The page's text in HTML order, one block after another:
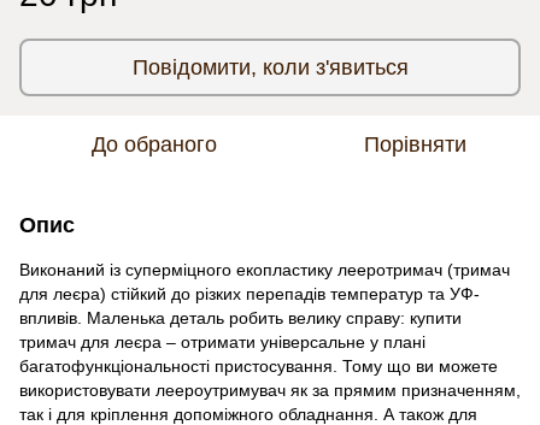
Повідомити, коли з'явиться
До обраного Порівняти
Опис
Виконаний із суперміцного екопластику лееротримач (тримач
для леєра) стійкий до різких перепадів температур та УФ-
впливів. Маленька деталь робить велику справу: купити
тримач для леєра – отримати універсальне у плані
багатофункціональності пристосування. Тому що ви можете
використовувати леероутримувач як за прямим призначенням,
так і для кріплення допоміжного обладнання. А також для